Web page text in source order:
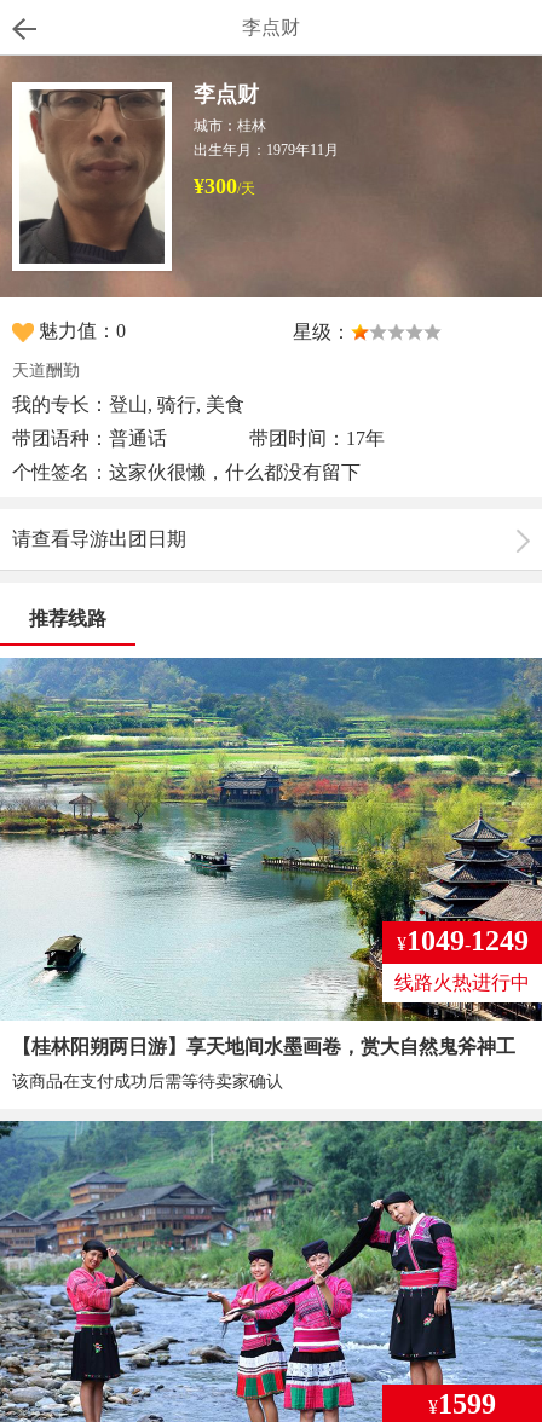
李点财
李点财
城市：桂林
出生年月：1979年11月
¥300/天
魅力值：0 星级：
天道酬勤
我的专长：登山, 骑行, 美食
带团语种：普通话
带团时间：17年
个性签名：这家伙很懒，什么都没有留下
请查看导游出团日期
推荐线路
¥1049-1249
线路火热进行中
【桂林阳朔两日游】享天地间水墨画卷，赏大自然鬼斧神工
该商品在支付成功后需等待卖家确认
¥1599